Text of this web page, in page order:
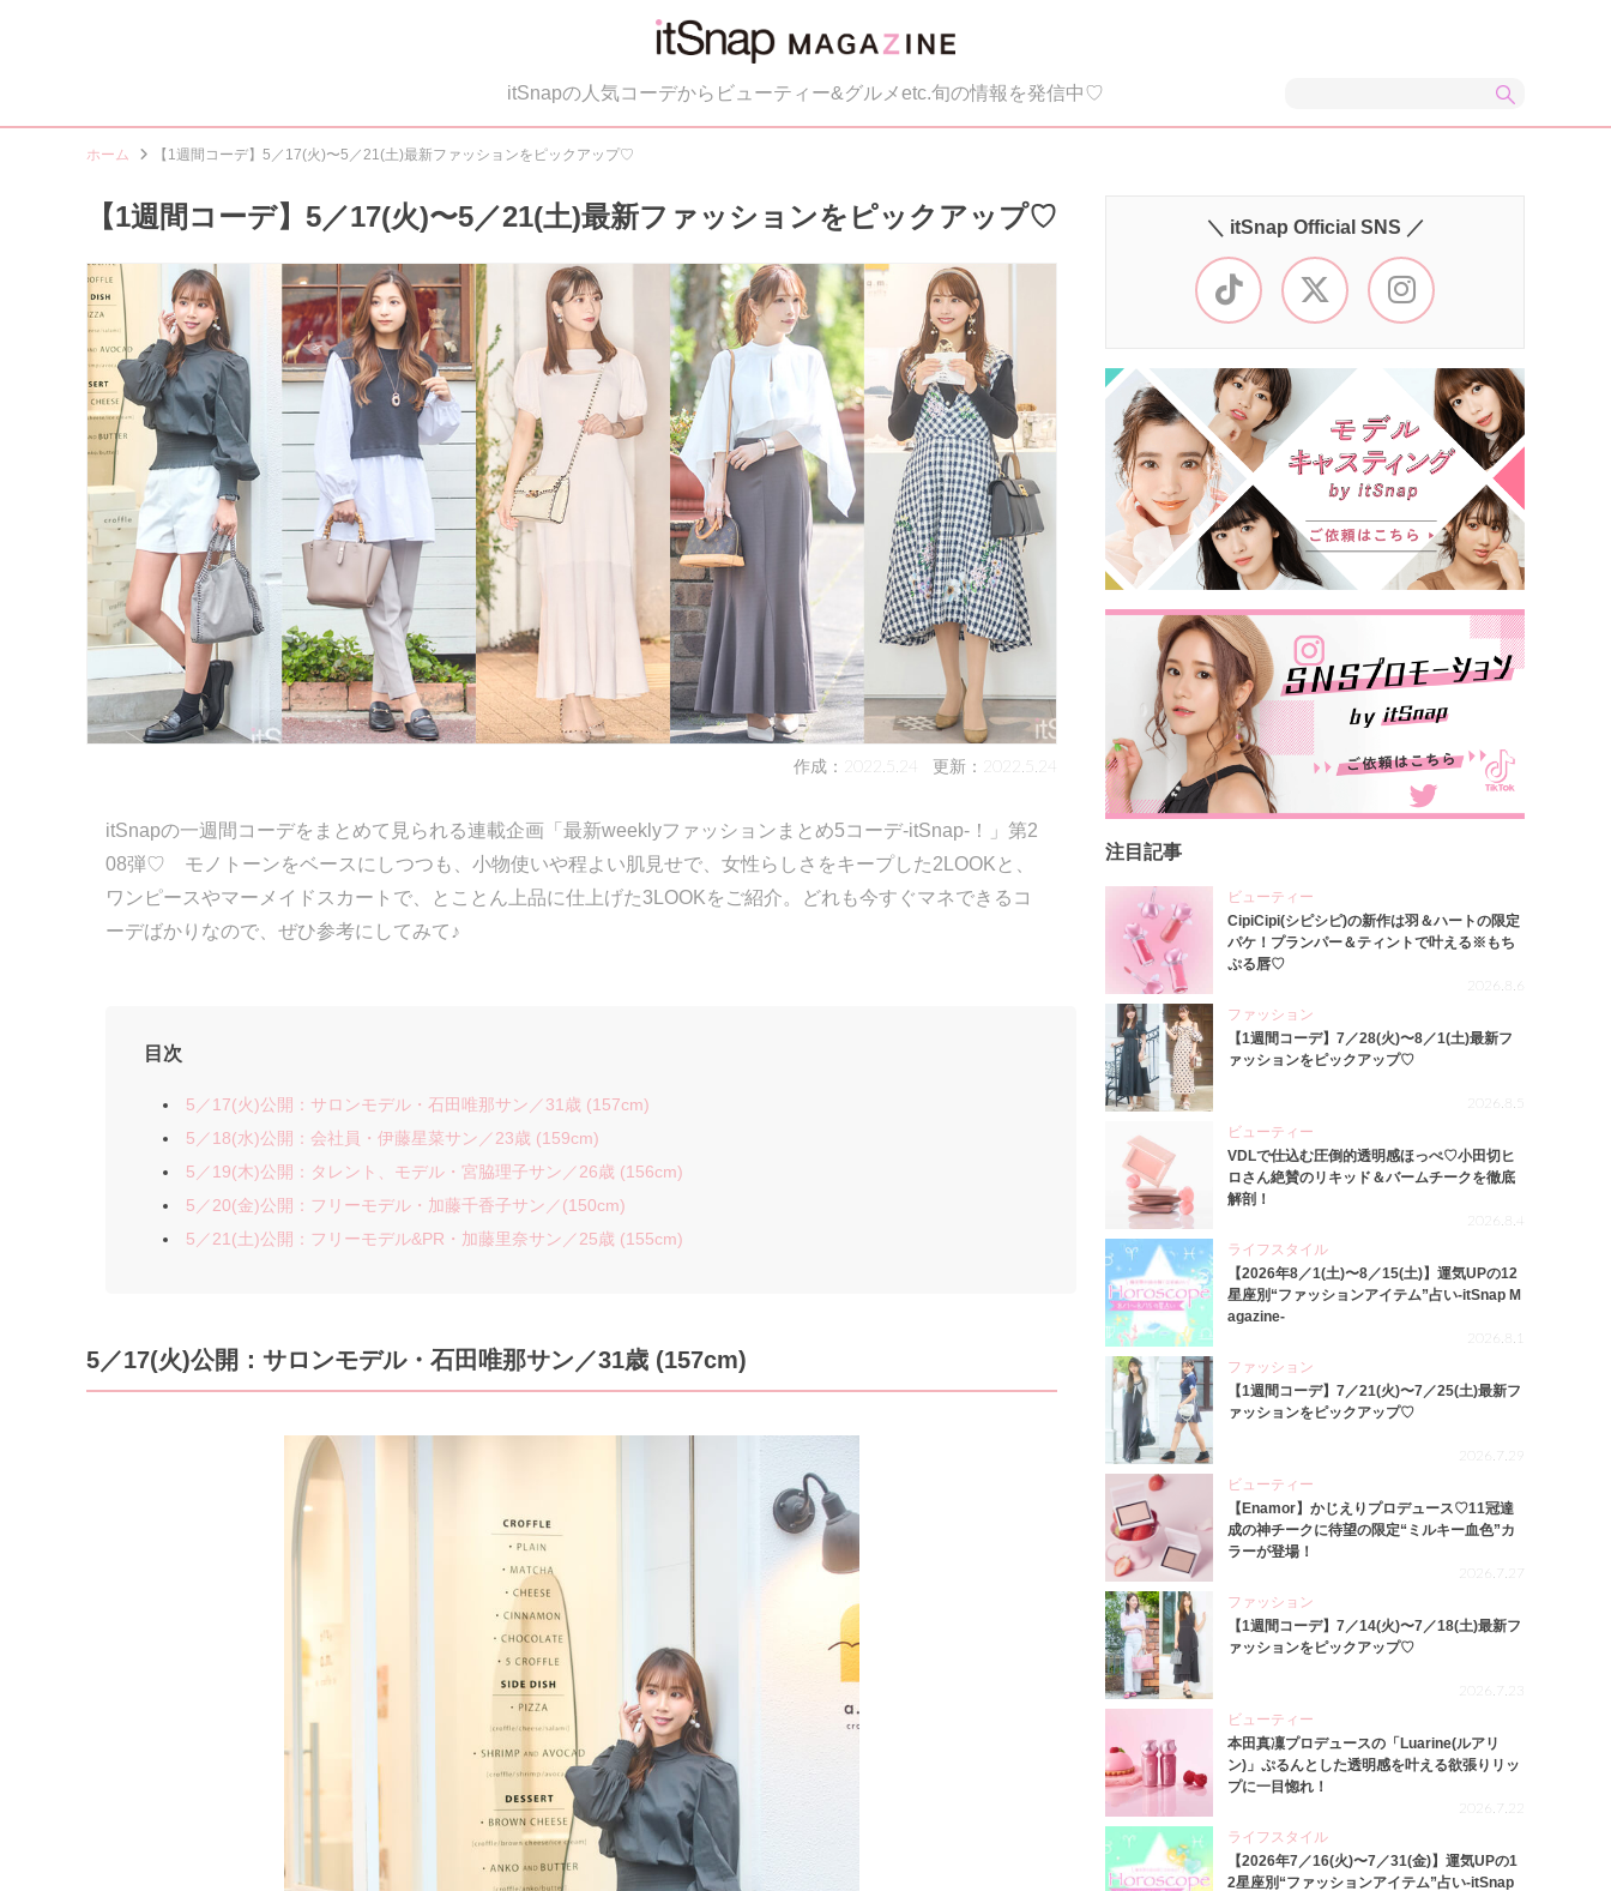
itSnapの人気コーデからビューティー&グルメetc.旬の情報を発信中♡
ホーム 【1週間コーデ】5／17(火)〜5／21(土)最新ファッションをピックアップ♡
【1週間コーデ】5／17(火)〜5／21(土)最新ファッションをピックアップ♡
作成：2022.5.24 更新：2022.5.24
itSnapの一週間コーデをまとめて見られる連載企画「最新weeklyファッションまとめ5コーデ-itSnap-！」第2
08弾♡ モノトーンをベースにしつつも、小物使いや程よい肌見せで、女性らしさをキープした2LOOKと、
ワンピースやマーメイドスカートで、とことん上品に仕上げた3LOOKをご紹介。どれも今すぐマネできるコ
ーデばかりなので、ぜひ参考にしてみて♪
目次
5／17(火)公開：サロンモデル・石田唯那サン／31歳 (157cm)
5／18(水)公開：会社員・伊藤星菜サン／23歳 (159cm)
5／19(木)公開：タレント、モデル・宮脇理子サン／26歳 (156cm)
5／20(金)公開：フリーモデル・加藤千香子サン／(150cm)
5／21(土)公開：フリーモデル&PR・加藤里奈サン／25歳 (155cm)
5／17(火)公開：サロンモデル・石田唯那サン／31歳 (157cm)
＼ itSnap Official SNS ／
注目記事
ビューティー
CipiCipi(シピシピ)の新作は羽＆ハートの限定
パケ！プランパー＆ティントで叶える※もち
ぷる唇♡
2026.8.6
ファッション
【1週間コーデ】7／28(火)〜8／1(土)最新フ
ァッションをピックアップ♡
2026.8.5
ビューティー
VDLで仕込む圧倒的透明感ほっぺ♡小田切ヒ
ロさん絶賛のリキッド＆バームチークを徹底
解剖！
2026.8.4
ライフスタイル
【2026年8／1(土)〜8／15(土)】運気UPの12
星座別“ファッションアイテム”占い-itSnap M
agazine-
2026.8.1
ファッション
【1週間コーデ】7／21(火)〜7／25(土)最新フ
ァッションをピックアップ♡
2026.7.29
ビューティー
【Enamor】かじえりプロデュース♡11冠達
成の神チークに待望の限定“ミルキー血色”カ
ラーが登場！
2026.7.27
ファッション
【1週間コーデ】7／14(火)〜7／18(土)最新フ
ァッションをピックアップ♡
2026.7.23
ビューティー
本田真凜プロデュースの「Luarine(ルアリ
ン)」ぷるんとした透明感を叶える欲張りリッ
プに一目惚れ！
2026.7.22
ライフスタイル
【2026年7／16(火)〜7／31(金)】運気UPの1
2星座別“ファッションアイテム”占い-itSnap